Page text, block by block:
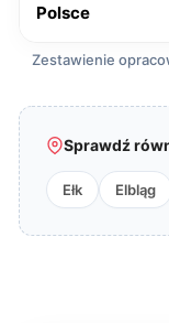
Polsce
Zestawienie
Sprawdź
Ełk Elbląg